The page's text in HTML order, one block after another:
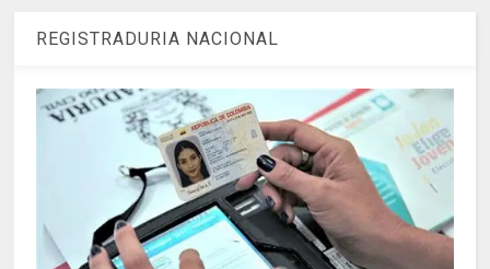
REGISTRADURIA NACIONAL